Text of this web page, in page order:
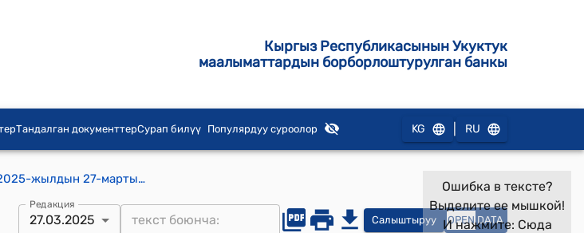
Кыргыз Республикасынын Укуктук
маалыматтардын борборлоштурулган банкы
Тандалган документтерСурап билүү Популярдуу суроолор KG RU
Куйручук-Кызарт айыл аймагынын айылдык кеңешинин 2025-жылдын 27-мартындагы №4/10 "Куйручук-Кызарт айыл аймагынын айыл ѳкмѳтүнүн 2025-жылдагы кабыл алынган бюджетинен акча каражатын беренелерге жылдыруу жѳнүндѳ" Токтому
Редакция
27.03.2025 Салыштыруу OPEN DATA
Ошибка в тексте?
Выделите ее мышкой!
И нажмите: Сюда